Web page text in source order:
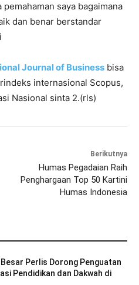
saya bagaimana
dan benar berstandar
Journal of Business bisa
internasional Scopus,
Nasional sinta 2.(rls)
Berikutnya
Humas Pegadaian Raih
Penghargaan Top 50 Kartini
Humas Indonesia
Perlis Dorong Penguatan
Pendidikan dan Dakwah di